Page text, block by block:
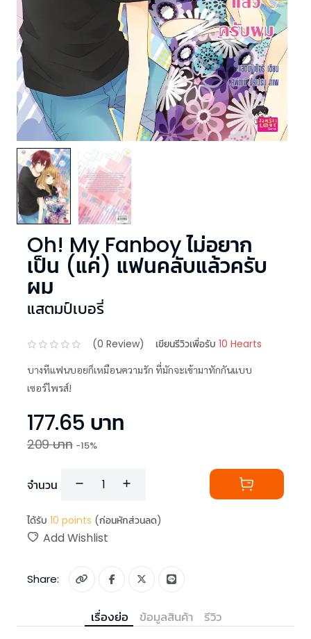
Oh! My Fanboy ไม่อยาก
เป็น (แค่) แฟนคลับแล้วครับ
ผม
แสตมป์เบอรี่
(0 Review) เขียนรีวิวเพื่อรับ 10 Hearts
บางทีแฟนบอยก็เหมือนความรัก ที่มักจะเข้ามาทักกันแบบ
เซอร์ไพรส์!
177.65 บาท
209บาท -15%
จำนวน
ได้รับ 10 points (ก่อนหักส่วนลด)
Add Wishlist
Share:
เรื่องย่อ ข้อมูลสินค้า รีวิว